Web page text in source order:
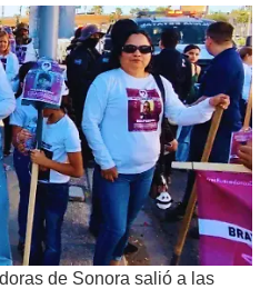
de Sonora salió a las